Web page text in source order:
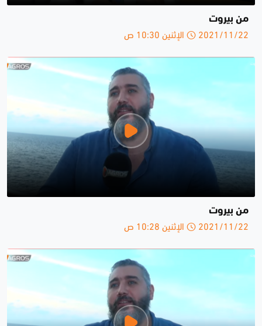
من بيروت
2021/11/22 الإثنين 10:30 ص
من بيروت
2021/11/22 الإثنين 10:28 ص